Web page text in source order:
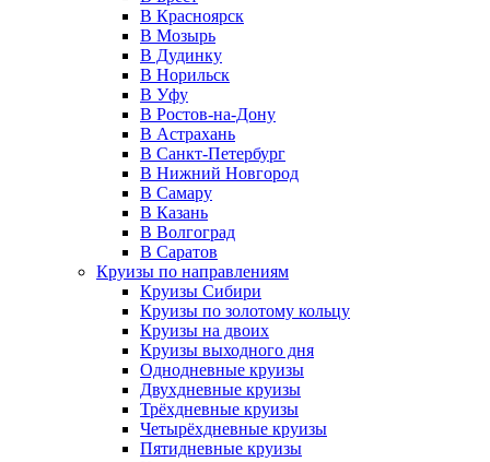
В Красноярск
В Мозырь
В Дудинку
В Норильск
В Уфу
В Ростов-на-Дону
В Астрахань
В Санкт-Петербург
В Нижний Новгород
В Самару
В Казань
В Волгоград
В Саратов
Круизы по направлениям
Круизы Сибири
Круизы по золотому кольцу
Круизы на двоих
Круизы выходного дня
Однодневные круизы
Двухдневные круизы
Трёхдневные круизы
Четырёхдневные круизы
Пятидневные круизы